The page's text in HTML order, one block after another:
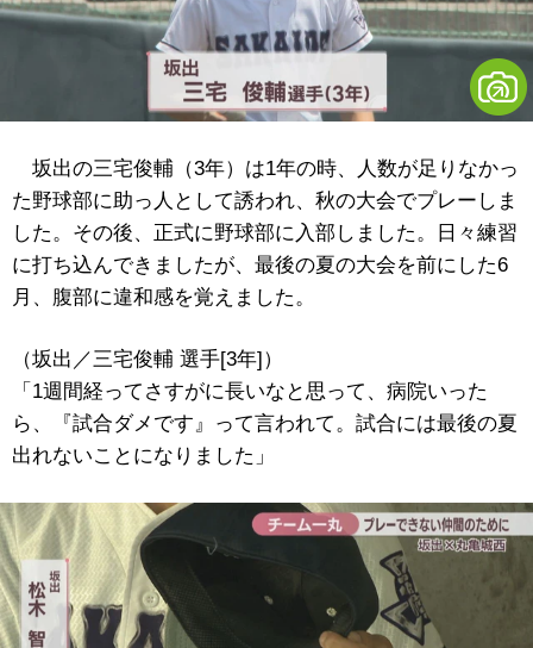
坂出の三宅俊輔（3年）は1年の時、人数が足りなかっ
た野球部に助っ人として誘われ、秋の大会でプレーしま
した。その後、正式に野球部に入部しました。日々練習
に打ち込んできましたが、最後の夏の大会を前にした6
月、腹部に違和感を覚えました。
（坂出／三宅俊輔 選手[3年]）
「1週間経ってさすがに長いなと思って、病院いった
ら、『試合ダメです』って言われて。試合には最後の夏
出れないことになりました」